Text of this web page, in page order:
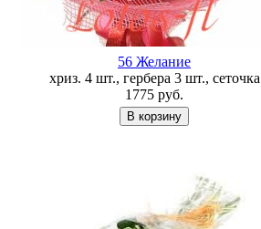
56 Желание
хриз. 4 шт., гербера 3 шт., сеточка
1775 руб.